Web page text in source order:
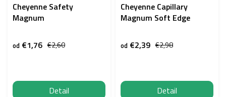
Cheyenne Safety
Magnum
€2,60
od €1,76
Detail
Cheyenne Capillary
Magnum Soft Edge
€2,98
od €2,39
Detail